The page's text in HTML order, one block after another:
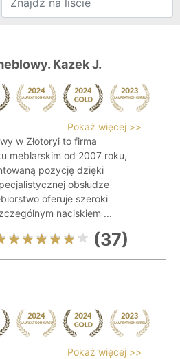
Kazek J.
Pokaż więcej >>
w Złotoryi to firma
meblarskim od 2007 roku,
pozycję dzięki
obsłudze
oferuje szeroki
naciskiem ...
(37)
Pokaż więcej >>